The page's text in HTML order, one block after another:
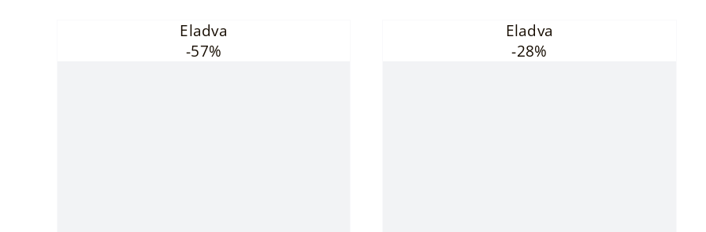
Eladva
-57%
Eladva
-28%